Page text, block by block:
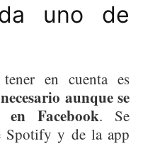
uno de
en cuenta es
aunque se
Facebook. Se
Spotify y de la app